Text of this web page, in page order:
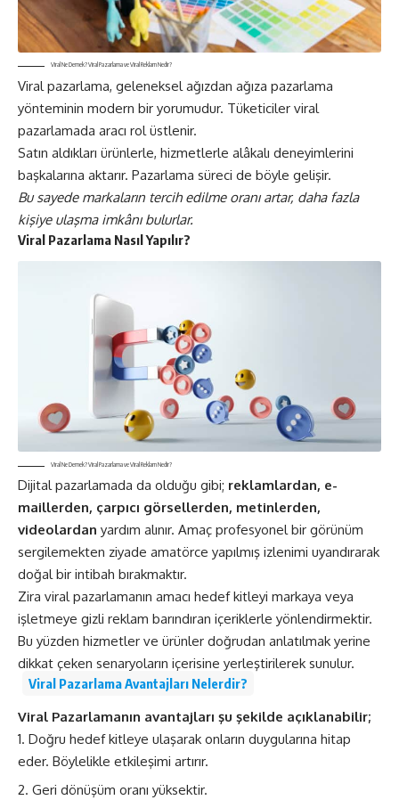
Viral Ne Demek? Viral Pazarlama ve Viral Reklam Nedir?
Viral pazarlama, geleneksel ağızdan ağıza pazarlama
yönteminin modern bir yorumudur. Tüketiciler viral
pazarlamada aracı rol üstlenir.
Satın aldıkları ürünlerle, hizmetlerle alâkalı deneyimlerini
başkalarına aktarır. Pazarlama süreci de böyle gelişir.
Bu sayede markaların tercih edilme oranı artar, daha fazla
kişiye ulaşma imkânı bulurlar.
Viral Pazarlama Nasıl Yapılır?
Viral Ne Demek? Viral Pazarlama ve Viral Reklam Nedir?
Dijital pazarlamada da olduğu gibi; reklamlardan, e-
maillerden, çarpıcı görsellerden, metinlerden,
videolardan yardım alınır. Amaç profesyonel bir görünüm
sergilemekten ziyade amatörce yapılmış izlenimi uyandırarak
doğal bir intibah bırakmaktır.
Zira viral pazarlamanın amacı hedef kitleyi markaya veya
işletmeye gizli reklam barındıran içeriklerle yönlendirmektir.
Bu yüzden hizmetler ve ürünler doğrudan anlatılmak yerine
dikkat çeken senaryoların içerisine yerleştirilerek sunulur.
Viral Pazarlama Avantajları Nelerdir?
Viral Pazarlamanın avantajları şu şekilde açıklanabilir;
Doğru hedef kitleye ulaşarak onların duygularına hitap
eder. Böylelikle etkileşimi artırır.
Geri dönüşüm oranı yüksektir.